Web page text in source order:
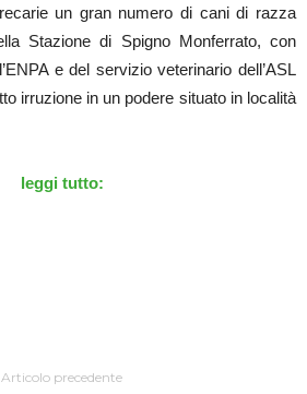
un gran numero di cani di razza
Stazione di Spigno Monferrato, con
e del servizio veterinario dell’ASL
irruzione in un podere situato in località
leggi tutto:
Articolo precedente